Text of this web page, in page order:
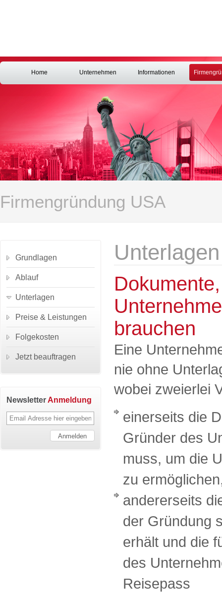
Home Unternehmen Informationen
Firmengründung USA
Unterlagen
brauchen
Eine
nie ohne
wobei zweierlei
einerseits die
Gründer des
muss, um die
zu
andererseits
der Gründung
erhält und die
des
Reisepass
Grundlagen
Ablauf
Unterlagen
Preise & Leistungen
Folgekosten
Jetzt beauftragen
NewsletterAnmeldung